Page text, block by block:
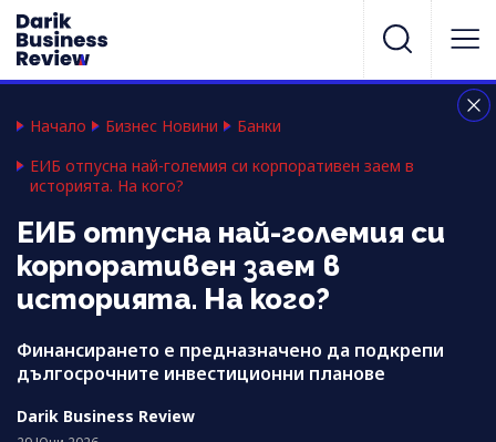
Начало Бизнес Новини
Банки
ЕИБ отпусна най-големия си корпоративен заем в
историята. На кого?
ЕИБ отпусна най-големия си
корпоративен заем в
историята. На кого?
Финансирането е предназначено да подкрепи
дългосрочните инвестиционни планове
Darik Business Review